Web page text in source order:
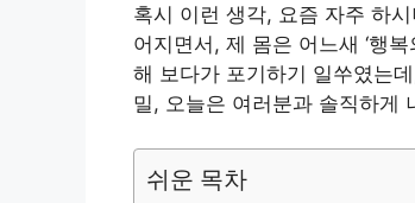
혹시 이런 생각, 요즘 자주 하
어지면서, 제 몸은 어느새 ‘행
해 보다가 포기하기 일쑤였는
밀, 오늘은 여러분과 솔직하게
쉬운 목차